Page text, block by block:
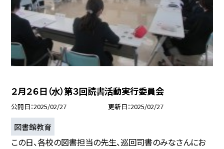
２月２６日（水）第３回読書活動実行委員会
公開日 2025/02/27 更新日 2025/02/27
図書館教育
この日、各校の図書担当の先生、巡回司書のみなさんにお